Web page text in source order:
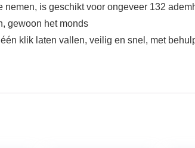
is geschikt voor ongeveer 132
gewoon het monds
klik laten vallen, veilig en snel, met